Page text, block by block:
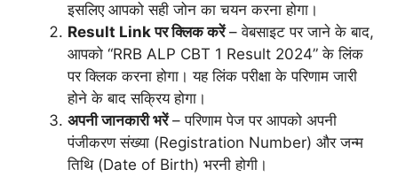
इसलिए आपको सही जोन का चयन करना होगा।
Result Link पर क्लिक करें– वेबसाइट पर जाने के बाद,
आपको “RRB ALP CBT 1 Result 2024” के लिंक
पर क्लिक करना होगा। यह लिंक परीक्षा के परिणाम जारी
होने के बाद सक्रिय होगा।
अपनी जानकारी भरें– परिणाम पेज पर आपको अपनी
पंजीकरण संख्या (Registration Number) और जन्म
तिथि (Date of Birth) भरनी होगी।